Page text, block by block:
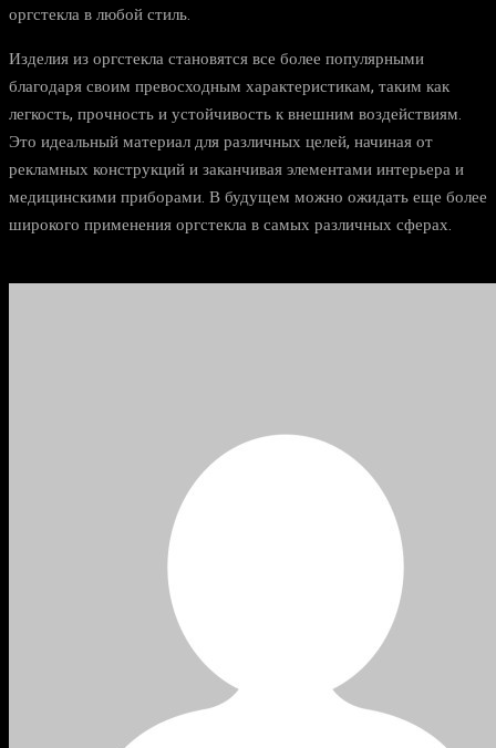
оргстекла в любой стиль.
Изделия из оргстекла становятся все более популярными
благодаря своим превосходным характеристикам, таким как
легкость, прочность и устойчивость к внешним воздействиям.
Это идеальный материал для различных целей, начиная от
рекламных конструкций и заканчивая элементами интерьера и
медицинскими приборами. В будущем можно ожидать еще более
широкого применения оргстекла в самых различных сферах.